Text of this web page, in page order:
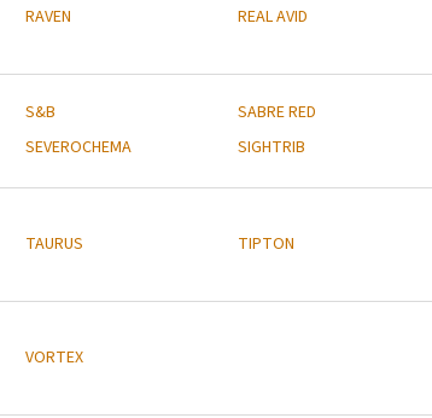
RAVEN REAL AVID
S&B SABRE RED
SEVEROCHEMA
SIGHTRIB
TAURUS TIPTON
VORTEX